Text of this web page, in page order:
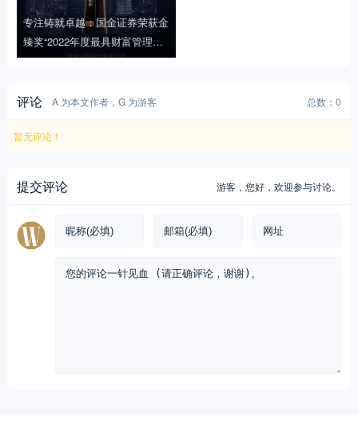
专注铸就卓越：国金证券荣获金
臻奖“2022年度最具财富管理特
色券商”奖项
评论 A 为本文作者，G 为游客 总数：0
暂无评论！
提交评论 游客，您好，欢迎参与讨论。